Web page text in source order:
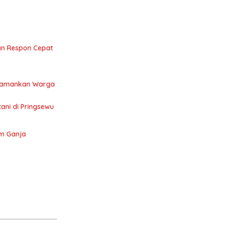
Respon Cepat
Warga
di Pringsewu
Ganja